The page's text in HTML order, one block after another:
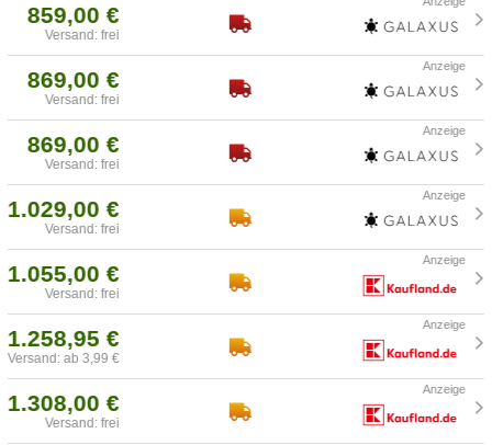
859,00 €
Versand: frei
869,00 €
Versand: frei
869,00 €
Versand: frei
1.029,00 €
Versand: frei
1.055,00 €
Versand: frei
1.258,95 €
Versand: ab 3,99 €
1.308,00 €
Versand: frei